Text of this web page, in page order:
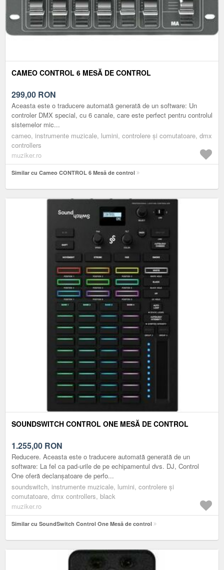
CAMEO CONTROL 6 MESĂ DE CONTROL
299,00 RON
Aceasta este o traducere automată generată de un software: Un
controler DMX special, cu 6 canale, care este perfect pentru controlul
sistemelor mic...
cameo, instrumente muzicale, lumini, controlere și comutatoare, dmx
controllers
muziker.ro
Similar cu Cameo CONTROL 6 Mesă de control
SOUNDSWITCH CONTROL ONE MESĂ DE CONTROL
1.255,00 RON
Reducere. Aceasta este o traducere automată generată de un
software: La fel ca pad-urile de pe echipamentul dvs. DJ, Control
One oferă declanșatoare de perfo...
soundswitch, instrumente muzicale, lumini, controlere și
comutatoare, dmx controllers, black
muziker.ro
Similar cu SoundSwitch Control One Mesă de control